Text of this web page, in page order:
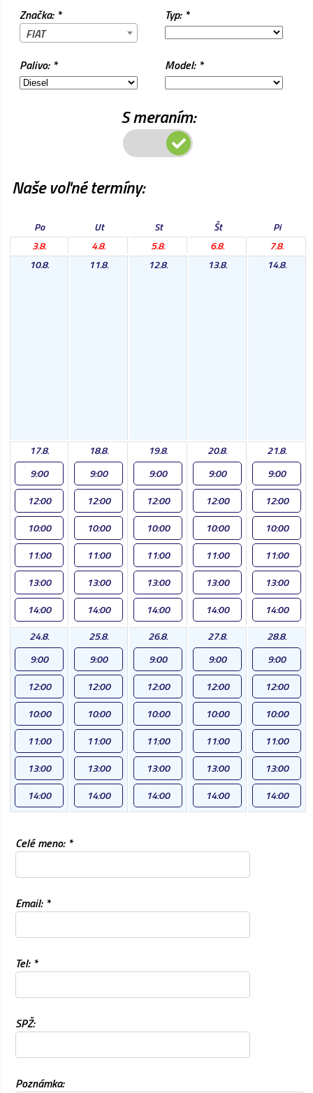
Značka: *
FIAT
Typ: *
Palivo: * Model: *
S meraním:
Naše voľné termíny:
Po Ut St Št
Pi
3.8.
4.8. 5.8. 6.8.
7.8.
10.8.
11.8. 12.8. 13.8. 14.8.
17.8.
9:00
12:00
10:00
11:00
13:00
14:00
18.8.
9:00
12:00
10:00
11:00
13:00
14:00
19.8.
9:00
12:00
10:00
11:00
13:00
14:00
20.8.
9:00
12:00
10:00
11:00
13:00
14:00
21.8.
9:00
12:00
10:00
11:00
13:00
14:00
24.8.
9:00
12:00
10:00
11:00
13:00
14:00
25.8.
9:00
12:00
10:00
11:00
13:00
14:00
26.8.
9:00
12:00
10:00
11:00
13:00
14:00
27.8.
9:00
12:00
10:00
11:00
13:00
14:00
28.8.
9:00
12:00
10:00
11:00
13:00
14:00
Celé meno: *
Email: *
Tel: *
SPŽ:
Poznámka: